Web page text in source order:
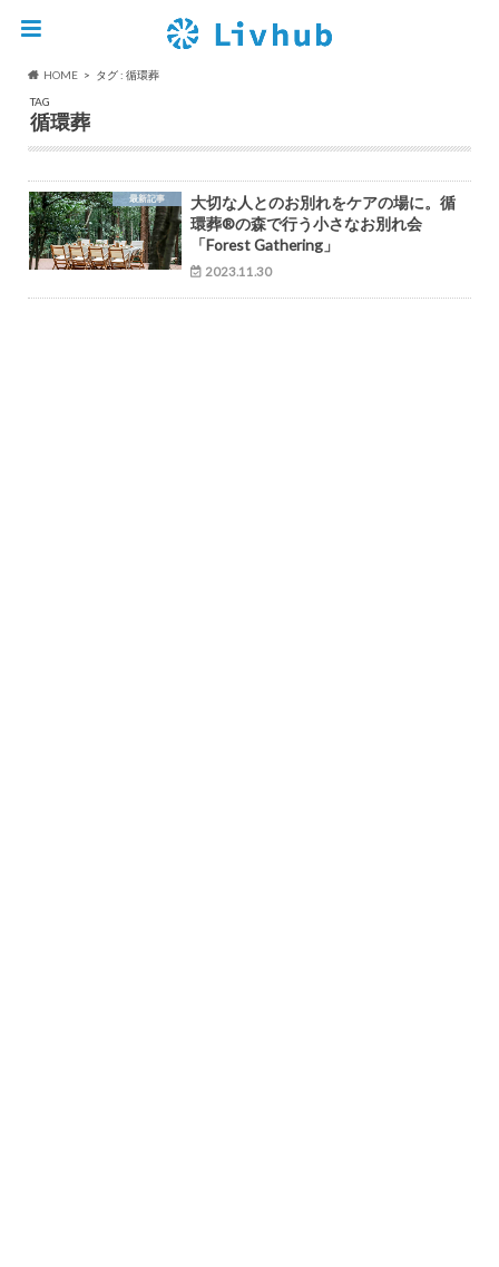
HOME
タグ : 循環葬
TAG
循環葬
最新記事
大切な人とのお別れをケアの場に。循
環葬®︎の森で行う小さなお別れ会
「Forest Gathering」
2023.11.30